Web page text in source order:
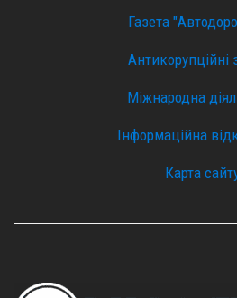
Газета
Антикорупційні
Міжнародна
Інформаційна
Карта